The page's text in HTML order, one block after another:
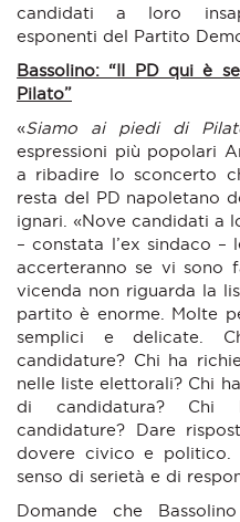
candidati a loro
esponenti del Partito
Bassolino: “II PD qui è
Pilato”
«Siamo ai piedi di
espressioni più popolari
a ribadire lo sconcerto
resta del PD napoletano
ignari. «Nove candidati a
– constata l’ex sindaco –
accerteranno se vi sono
vicenda non riguarda la
partito è enorme. Molte
semplici e delicate.
candidature? Chi ha
nelle liste elettorali? Chi
di candidatura? Chi
candidature? Dare
dovere civico e politico.
senso di serietà e di
Domande che